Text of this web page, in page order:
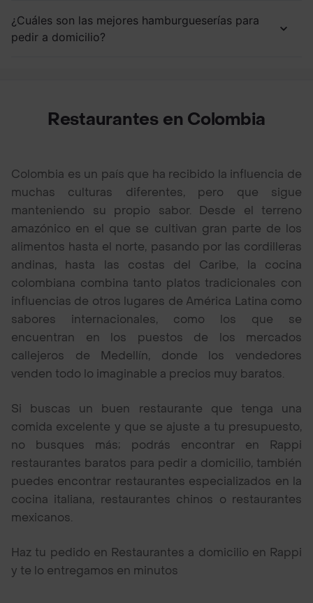
¿Cuáles son las mejores hamburgueserías para
pedir a domicilio?
Restaurantes en Colombia
Colombia es un país que ha recibido la influencia de
muchas culturas diferentes, pero que sigue
manteniendo su propio sabor. Desde el terreno
amazónico en el que se cultivan gran parte de los
alimentos hasta el norte, pasando por las cordilleras
andinas, hasta las costas del Caribe, la cocina
colombiana combina tanto platos tradicionales con
influencias de otros lugares de América Latina como
sabores internacionales, como los que se
encuentran en los puestos de los mercados
callejeros de Medellín, donde los vendedores
venden todo lo imaginable a precios muy baratos.
Si buscas un buen restaurante que tenga una
comida excelente y que se ajuste a tu presupuesto,
no busques más; podrás encontrar en Rappi
restaurantes baratos para pedir a domicilio, también
puedes encontrar restaurantes especializados en la
cocina italiana, restaurantes chinos o restaurantes
mexicanos.
Haz tu pedido en Restaurantes a domicilio en Rappi
y te lo entregamos en minutos